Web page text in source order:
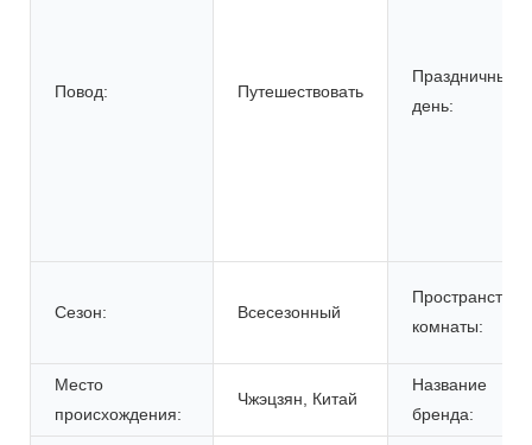
Повод: Путешествовать
Праздничный
день:
Сезон: Всесезонный
Пространство
комнаты:
Место
происхождения:
Чжэцзян, Китай
Название
бренда: